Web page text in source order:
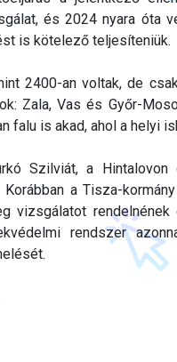
és 2024 nyara óta
is kötelező teljesíteniük.
2400-an voltak, de
Zala, Vas és Győr-
falu is akad, ahol a helyi
Szilviát, a
Korábban a Tisza-
vizsgálatot
rendszer